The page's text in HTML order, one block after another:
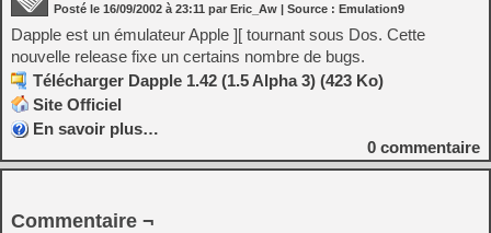
Posté le 16/09/2002 à 23:11 par Eric_Aw | Source : Emulation9
Dapple est un émulateur Apple ][ tournant sous Dos. Cette
nouvelle release fixe un certains nombre de bugs.
Télécharger Dapple 1.42 (1.5 Alpha 3) (423 Ko)
Site Officiel
En savoir plus…
0 commentaire
Commentaire ¬